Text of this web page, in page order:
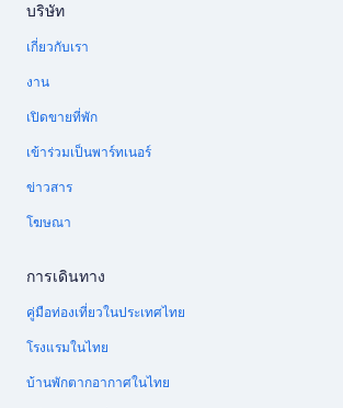
บริษัท
เกี่ยวกับเรา
งาน
เปิดขายที่พัก
เข้าร่วมเป็นพาร์ทเนอร์
ข่าวสาร
โฆษณา
การเดินทาง
คู่มือท่องเที่ยวในประเทศไทย
โรงแรมในไทย
บ้านพักตากอากาศในไทย